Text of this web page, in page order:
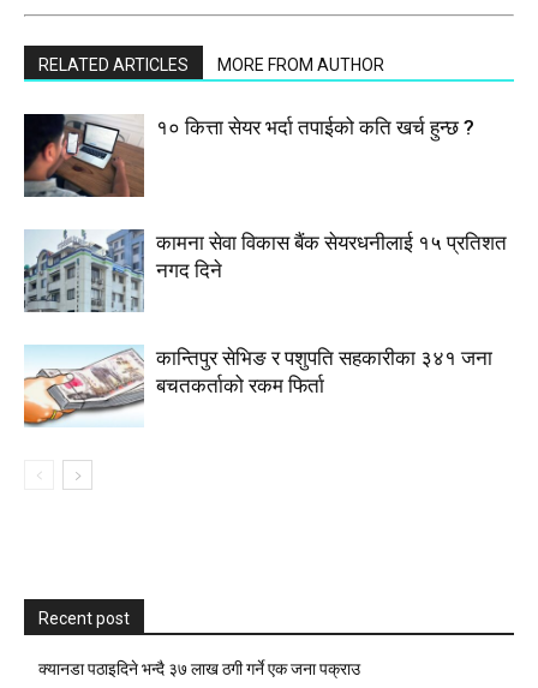
RELATED ARTICLES MORE FROM AUTHOR
१० कित्ता सेयर भर्दा तपाईको कति खर्च हुन्छ ?
कामना सेवा विकास बैंक सेयरधनीलाई १५ प्रतिशत
नगद दिने
कान्तिपुर सेभिङ र पशुपति सहकारीका ३४१ जना
बचतकर्ताको रकम फिर्ता
Recent post
क्यानडा पठाइदिने भन्दै ३७ लाख ठगी गर्ने एक जना पक्राउ